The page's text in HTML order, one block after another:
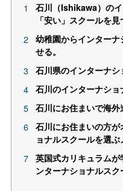
石川（Ishikawa）のイ
「安い」スクールを見
幼稚園からインター
せる。
石川県のインターナ
石川のインターナシ
石川にお住まいで海
石川にお住まいの方
ョナルスクールを選
英国式カリキュラム
ンターナショナルス